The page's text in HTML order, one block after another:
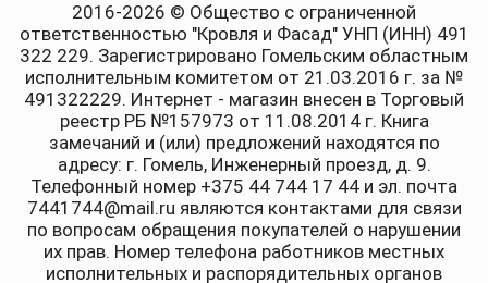
2016-2026 © Общество с ограниченной
ответственностью "Кровля и Фасад" УНП (ИНН) 491
322 229. Зарегистрировано Гомельским областным
исполнительным комитетом от 21.03.2016 г. за №
491322229. Интернет - магазин внесен в Торговый
реестр РБ №157973 от 11.08.2014 г. Книга
замечаний и (или) предложений находятся по
адресу: г. Гомель, Инженерный проезд, д. 9.
Телефонный номер +375 44 744 17 44 и эл. почта
7441744@mail.ru являются контактами для связи
по вопросам обращения покупателей о нарушении
их прав. Номер телефона работников местных
исполнительных и распорядительных органов